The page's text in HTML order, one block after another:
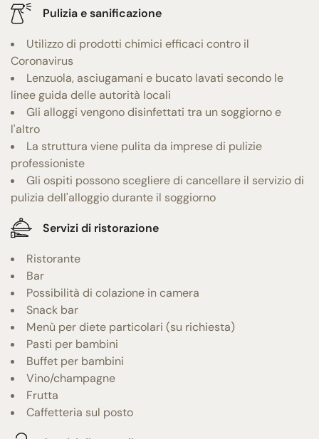
Pulizia e sanificazione
Utilizzo di prodotti chimici efficaci contro il
Coronavirus
Lenzuola, asciugamani e bucato lavati secondo le
linee guida delle autorità locali
Gli alloggi vengono disinfettati tra un soggiorno e
l'altro
La struttura viene pulita da imprese di pulizie
professioniste
Gli ospiti possono scegliere di cancellare il servizio di
pulizia dell'alloggio durante il soggiorno
Servizi di ristorazione
Ristorante
Bar
Possibilità di colazione in camera
Snack bar
Menù per diete particolari (su richiesta)
Pasti per bambini
Buffet per bambini
Vino/champagne
Frutta
Caffetteria sul posto